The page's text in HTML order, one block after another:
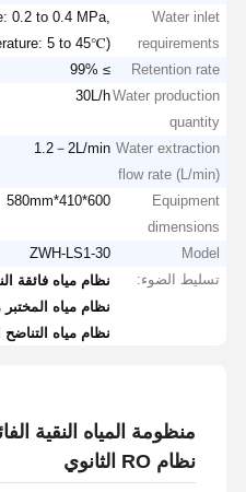
Water inlet
requirements
0.2 to 0.4 MPa,
5 to 45℃)
Retention rate
≥ 99%
Water production
quantity
30L/h
Water extraction
flow rate (L/min)
1.2－2L/min
Equipment
dimensions
600*410*580mm
Model
ZWH-LS1-30
تسليط الضوء:
نظام مياه فائقة
نظام مياه
نظام مياه
منظومة المياه النقية
نظام RO الثانوي